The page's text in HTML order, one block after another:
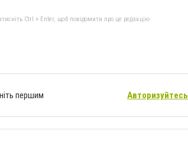
Ctrl + Enter, щоб повідомити про це редакцію
першим Авторизуйтесь